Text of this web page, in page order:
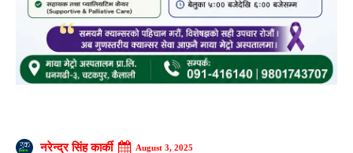
नरेन्द्र सिंह कार्की August 3, 2025